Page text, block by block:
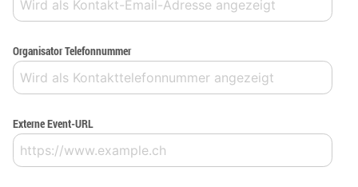
Organisator Telefonnummer
Externe Event-URL